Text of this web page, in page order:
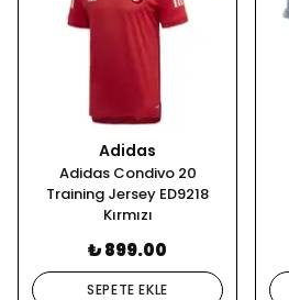
Adidas
Adidas Condivo 20
Training Jersey ED9218
Kırmızı
₺ 899.00
SEPETE EKLE